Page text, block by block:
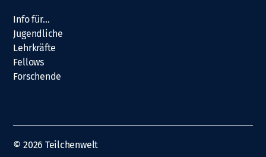
Info für…
Jugendliche
Lehrkräfte
Fellows
Forschende
© 2026 Teilchenwelt